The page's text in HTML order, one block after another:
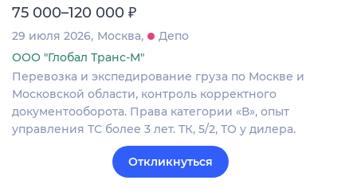
75 000–120 000 ₽
29 июля 2026 Москва
Депо
ООО "Глобал Транс-М"
Перевозка и экспедирование груза по Москве и
Московской области, контроль корректного
документооборота. Права категории «В», опыт
управления ТС более 3 лет. ТК, 5/2, ТО у дилера.
Откликнуться